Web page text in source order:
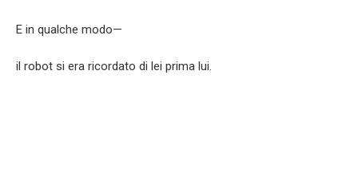
E in qualche modo—
il robot si era ricordato di lei prima lui.